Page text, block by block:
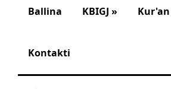
Ballina KBIGJ » Kur'an
Kontakti